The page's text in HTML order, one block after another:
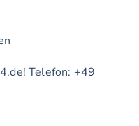
! Telefon: +49